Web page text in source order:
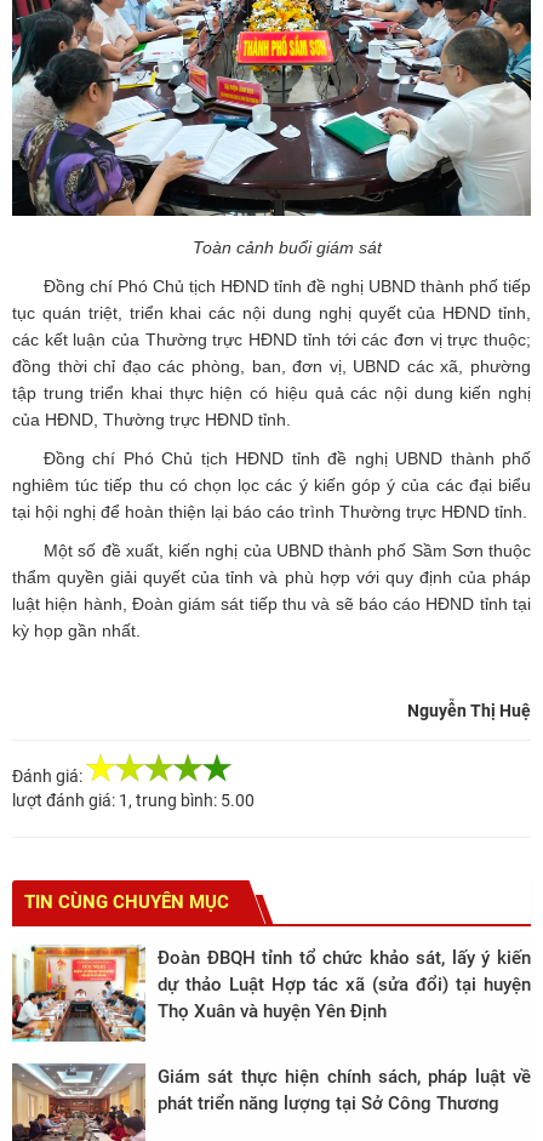
Toàn cảnh buổi giám sát
Đồng chí Phó Chủ tịch HĐND tỉnh đề nghị UBND thành phố tiếp
tục quán triệt, triển khai các nội dung nghị quyết của HĐND tỉnh,
các kết luận của Thường trực HĐND tỉnh tới các đơn vị trực thuộc;
đồng thời chỉ đạo các phòng, ban, đơn vị, UBND các xã, phường
tập trung triển khai thực hiện có hiệu quả các nội dung kiến nghị
của HĐND, Thường trực HĐND tỉnh.
Đồng chí Phó Chủ tịch HĐND tỉnh đề nghị UBND thành phố
nghiêm túc tiếp thu có chọn lọc các ý kiến góp ý của các đại biểu
tại hội nghị để hoàn thiện lại báo cáo trình Thường trực HĐND tỉnh.
Một số đề xuất, kiến nghị của UBND thành phố Sầm Sơn thuộc
thẩm quyền giải quyết của tỉnh và phù hợp với quy định của pháp
luật hiện hành, Đoàn giám sát tiếp thu và sẽ báo cáo HĐND tỉnh tại
kỳ họp gần nhất.
Nguyễn Thị Huệ
Đánh giá:
lượt đánh giá: 1 , trung bình: 5.00
TIN CÙNG CHUYÊN MỤC
Đoàn ĐBQH tỉnh tổ chức khảo sát, lấy ý kiến
dự thảo Luật Hợp tác xã (sửa đổi) tại huyện
Thọ Xuân và huyện Yên Định
Giám sát thực hiện chính sách, pháp luật về
phát triển năng lượng tại Sở Công Thương